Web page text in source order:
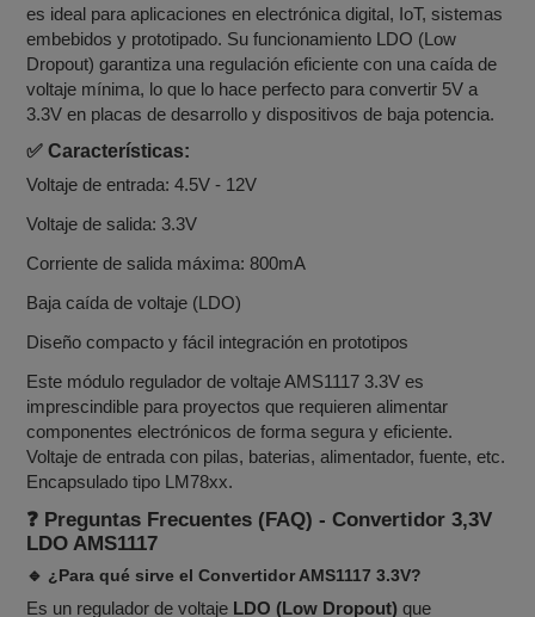
es ideal para aplicaciones en electrónica digital, IoT, sistemas
embebidos y prototipado. Su funcionamiento LDO (Low
Dropout) garantiza una regulación eficiente con una caída de
voltaje mínima, lo que lo hace perfecto para convertir 5V a
3.3V en placas de desarrollo y dispositivos de baja potencia.
✅ Características:
Voltaje de entrada: 4.5V - 12V
Voltaje de salida: 3.3V
Corriente de salida máxima: 800mA
Baja caída de voltaje (LDO)
Diseño compacto y fácil integración en prototipos
Este módulo regulador de voltaje AMS1117 3.3V es
imprescindible para proyectos que requieren alimentar
componentes electrónicos de forma segura y eficiente.
Voltaje de entrada con pilas, baterias, alimentador, fuente, etc.
Encapsulado tipo LM78xx.
❓ Preguntas Frecuentes (FAQ) - Convertidor 3,3V
LDO AMS1117
🔹 ¿Para qué sirve el Convertidor AMS1117 3.3V?
Es un regulador de voltaje LDO (Low Dropout) que